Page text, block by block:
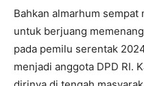
Bahkan almarhum sempat
untuk berjuang
pada pemilu serentak
menjadi anggota DPD RI.